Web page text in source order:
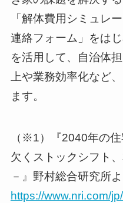
「解体費用シミュレ
連絡フォーム」をは
を活用して、自治体
上や業務効率化など
ます。
（※1）『2040年の
欠くストックシフト
－』野村総合研究所よ
https://www.nri.com/